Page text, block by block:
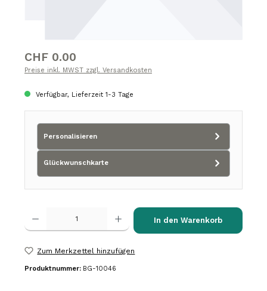
Regulärer Preis:
CHF 0.00
Preise inkl. MWST zzgl. Versandkosten
Verfügbar, Lieferzeit 1-3 Tage
Personalisieren
Glückwunschkarte
Produkt Anzahl: Gib den gewünschten Wert ein oder benutze die
In den Warenkorb
Zum Merkzettel hinzufügen
Produktnummer: BG-10046